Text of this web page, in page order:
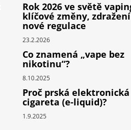
Rok 2026 ve světě
klíčové změny,
nové regulace
23.2.2026
Co znamená „vape bez
nikotinu“?
8.10.2025
Proč prská elektronická
cigareta (e-liquid)?
1.9.2025